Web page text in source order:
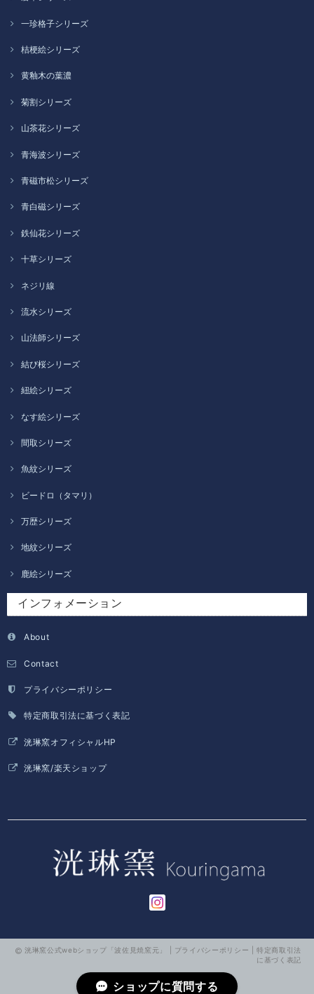
一珍格子シリーズ
桔梗絵シリーズ
黄釉木の葉濃
菊割シリーズ
山茶花シリーズ
青海波シリーズ
青磁市松シリーズ
青白磁シリーズ
鉄仙花シリーズ
十草シリーズ
ネジリ線
流水シリーズ
山法師シリーズ
結び桜シリーズ
紐絵シリーズ
なす絵シリーズ
間取シリーズ
魚紋シリーズ
ビードロ（タマリ）
万歴シリーズ
地紋シリーズ
鹿絵シリーズ
インフォメーション
About
Contact
プライバシーポリシー
特定商取引法に基づく表記
洸琳窯オフィシャルHP
洸琳窯/楽天ショップ
洸琳窯公式webショップ「波佐見焼窯元」 | プライバシーポリシー |特定商取引法
に基づく表記
ショップに質問する